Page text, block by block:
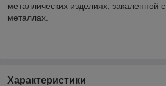
металлических изделиях, закаленной
металлах.
Характеристики